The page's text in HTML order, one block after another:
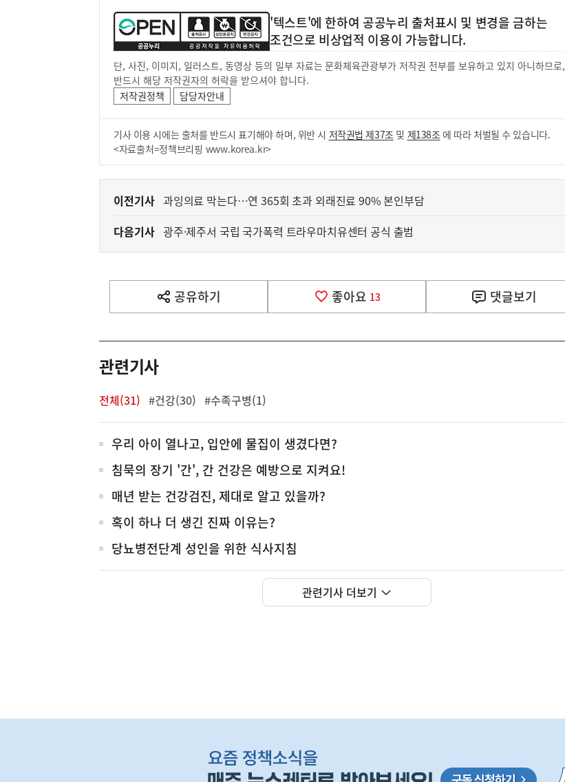
'텍스트'에 한하여 공공누리 출처표시 및 변경을 금하는
조건으로 비상업적 이용이 가능합니다.
단, 사진, 이미지, 일러스트, 동영상 등의 일부 자료는 문화체육관광부가 저작권 전부를 보유하고 있지 아니하므로,
반드시 해당 저작권자의 허락을 받으셔야 합니다.
저작권정책
담당자안내
기사 이용 시에는 출처를 반드시 표기해야 하며, 위반 시 저작권법 제37조 및 제138조 에 따라 처벌될 수 있습니다.
<자료출처=정책브리핑 www.korea.kr>
이
다
음
기
영
역
이전기사 과잉의료 막는다…연 365회 초과 외래진료 90% 본인부담
다음기사 광주·제주서 국립 국가폭력 트라우마치유센터 공식 출범
공유하기
열
기
좋아요 13 댓글보기
관련기사
전체(31) #건강(30) #수족구병(1)
전
체
우리 아이 열나고, 입안에 물집이 생겼다면?
침묵의 장기 '간', 간 건강은 예방으로 지켜요!
매년 받는 건강검진, 제대로 알고 있을까?
혹이 하나 더 생긴 진짜 이유는?
당뇨병전단계 성인을 위한 식사지침
관련기사 더보기